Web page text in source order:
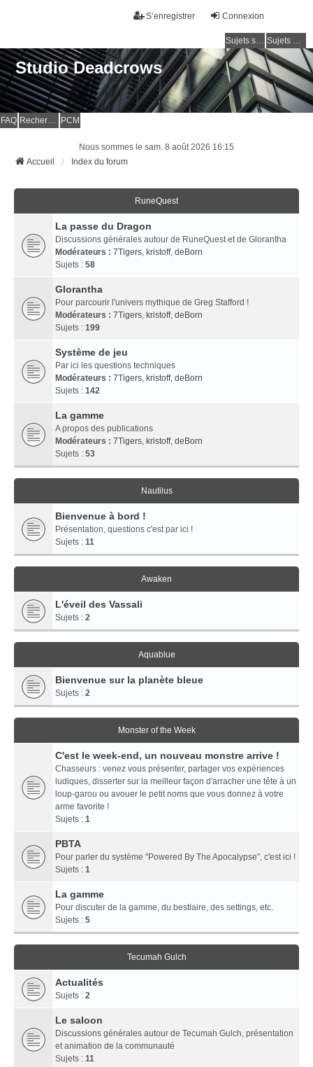
Connexion
S’enregistrer
Sujets sans réponse Sujets actifs
Studio Deadcrows
FAQ Rechercher PCM
Nous sommes le sam. 8 août 2026 16:15
Accueil
Index du forum
RuneQuest
La passe du Dragon
Discussions générales autour de RuneQuest et de Glorantha
Modérateurs : 7Tigers, kristoff, deBorn
Sujets : 58
Glorantha
Pour parcourir l'univers mythique de Greg Stafford !
Modérateurs : 7Tigers, kristoff, deBorn
Sujets : 199
Système de jeu
Par ici les questions techniques
Modérateurs : 7Tigers, kristoff, deBorn
Sujets : 142
La gamme
A propos des publications
Modérateurs : 7Tigers, kristoff, deBorn
Sujets : 53
Nautilus
Bienvenue à bord !
Présentation, questions c'est par ici !
Sujets : 11
Awaken
L'éveil des Vassali
Sujets : 2
Aquablue
Bienvenue sur la planète bleue
Sujets : 2
Monster of the Week
C'est le week-end, un nouveau monstre arrive !
Chasseurs : venez vous présenter, partager vos expériences
ludiques, disserter sur la meilleur façon d'arracher une tête à un
loup-garou ou avouer le petit noms que vous donnez à votre
arme favorite !
Sujets : 1
PBTA
Pour parler du système "Powered By The Apocalypse", c'est ici !
Sujets : 1
La gamme
Pour discuter de la gamme, du bestiaire, des settings, etc.
Sujets : 5
Tecumah Gulch
Actualités
Sujets : 2
Le saloon
Discussions générales autour de Tecumah Gulch, présentation
et animation de la communauté
Sujets : 11